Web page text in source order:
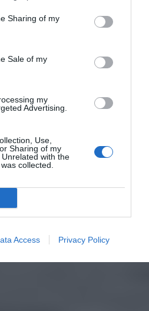
Sharing of my
Sale of my
my
Advertising.
Use,
Sharing of my
with the
collected.
Access Privacy Policy